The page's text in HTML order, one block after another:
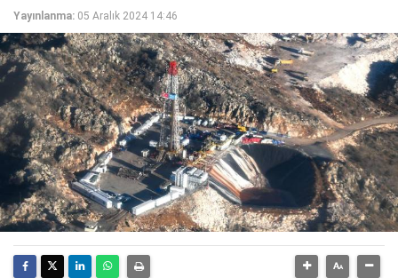
Yayınlanma: 05 Aralık 2024 14:46